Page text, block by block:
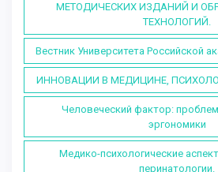
МЕТОДИЧЕСКИХ ИЗДАНИЙ И
ТЕХНОЛОГИЙ.
Вестник Университета Российской
ИННОВАЦИИ В МЕДИЦИНЕ,
Человеческий фактор:
эргономики
Медико-психологические
перинатологии.